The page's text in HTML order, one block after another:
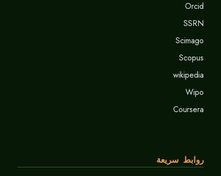
Orcid
SSRN
Scimago
Scopus
wikipedia
Wipo
Coursera
روابط سريعة